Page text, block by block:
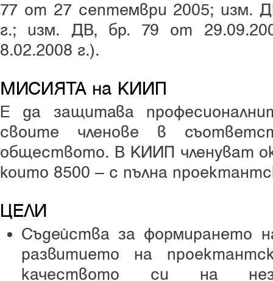
77 от 27 септември 2005; изм.
г.; изм. ДВ, бр. 79 от
8.02.2008 г.).
МИСИЯТА на КИИП
Е да защитава
своите членове в
обществото. В КИИП членуват
които 8500 – с пълна
ЦЕЛИ
Съдейства за формирането
развитието на
качеството си на